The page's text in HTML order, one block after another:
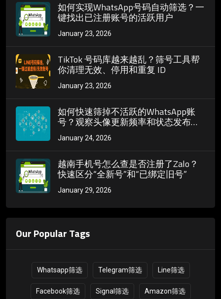
如何实现WhatsApp号码自动筛选？一
键找出已注册账号的活跃用户
January 23, 2026
TikTok 号码库越来越乱？筛号工具帮
你清理无效、停用和重复 ID
January 23, 2026
如何快速筛掉不活跃的WhatsApp账
号？观察头像更新频率和状态发布习
惯
January 24, 2026
越南手机号怎么查是否注册了Zalo？
快速区分“全新号”和“已绑定旧号”
January 29, 2026
Our Popular Tags
Whatsapp筛选 Telegram筛选 Line筛选
Facebook筛选 Signal筛选 Amazon筛选